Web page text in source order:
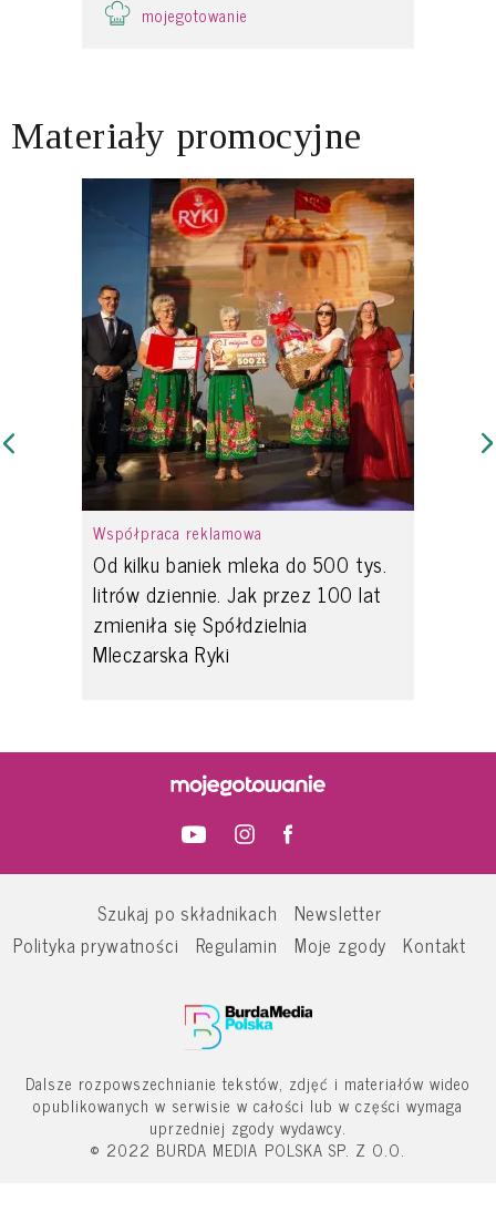
mojegotowanie
Materiały promocyjne
Współpraca reklamowa
Od kilku baniek mleka do 500 tys.
litrów dziennie. Jak przez 100 lat
zmieniła się Spółdzielnia
Mleczarska Ryki
Szukaj po składnikach
Newsletter
Polityka prywatności
Regulamin Moje zgody Kontakt
Dalsze rozpowszechnianie tekstów, zdjęć i materiałów wideo
opublikowanych w serwisie w całości lub w części wymaga
uprzedniej zgody wydawcy.
© 2022 BURDA MEDIA POLSKA SP. Z O.O.